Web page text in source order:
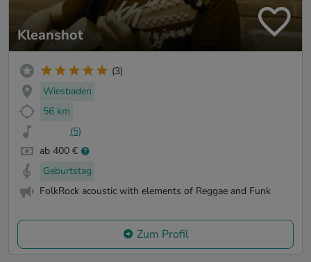
Kleanshot
(3)
Wiesbaden
56 km
(5)
ab 400 €
Geburtstag
FolkRock acoustic with elements of Reggae and Funk
Zum Profil